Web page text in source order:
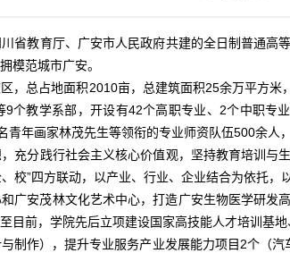
教育厅、广安市人民政府共建的全日制普通高
模范城市广安。
总占地面积2010亩，总建筑面积25余万平方米
个教学系部，开设有42个高职专业、2个中职
青年画家林茂先生等领衔的专业师资队伍500余人
分践行社会主义核心价值观，坚持教育培训与
校”四方联动，以产业、行业、企业结合为依托
广安茂林文化艺术中心，打造广安生物医学研
目前，学院先后立项建设国家高技能人才培训基
制作），提升专业服务产业发展能力项目2个（